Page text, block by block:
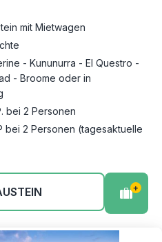
mit Mietwagen
- Kununurra - El Questro -
- Broome oder in
bei 2 Personen
bei 2 Personen (tagesaktuelle
+